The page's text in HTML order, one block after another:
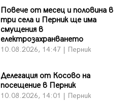
Повече от месец и половина в
три села и Перник ще има
смущения в
електрозахранването
10.08.2026, 14:47 | Перник
Делегация от Косово на
посещение в Перник
10.08.2026, 14:01 | Перник